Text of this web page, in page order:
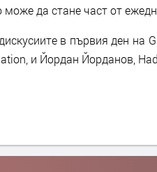
може да стане част от
в първия ден на
и Йордан Йорданов,